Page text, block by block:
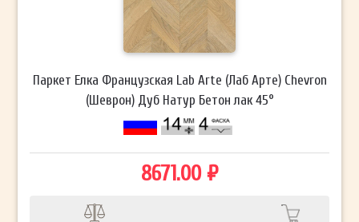
Паркет Елка Французская Lab Arte (Лаб Арте) Chevron
(Шеврон) Дуб Натур Бетон лак 45°
8671.00 ₽